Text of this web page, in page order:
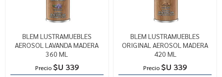
BLEM LUSTRAMUEBLES
AEROSOL LAVANDA MADERA
360 ML
Precio $U 339
BLEM LUSTRAMUEBLES
ORIGINAL AEROSOL MADERA
420 ML
Precio $U 339